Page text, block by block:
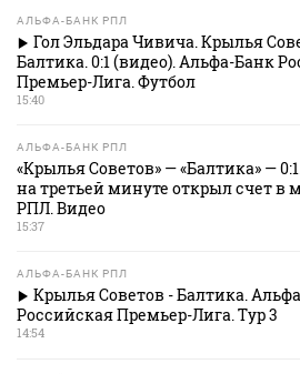
АЛЬФА-БАНК РПЛ
Гол Эльдара Чивича. Крылья
Балтика. 0:1 (видео). Альфа-Банк
Премьер-Лига. Футбол
15:40
АЛЬФА-БАНК РПЛ
«Крылья Советов» — «Балтика» —
на третьей минуте открыл счет в
РПЛ. Видео
15:37
АЛЬФА-БАНК РПЛ
Крылья Советов - Балтика.
Российская Премьер-Лига. Тур 3
14:54